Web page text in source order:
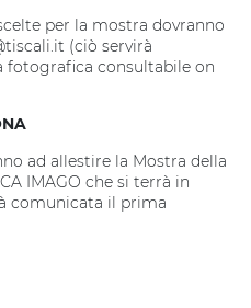
per la mostra dovranno
(ciò servirà
fotografica consultabile on
ad allestire la Mostra della
IMAGO che si terrà in
comunicata il prima